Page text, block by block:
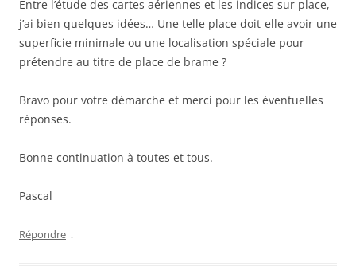
Entre l’étude des cartes aériennes et les indices sur place,
j’ai bien quelques idées… Une telle place doit-elle avoir une
superficie minimale ou une localisation spéciale pour
prétendre au titre de place de brame ?
Bravo pour votre démarche et merci pour les éventuelles
réponses.
Bonne continuation à toutes et tous.
Pascal
Répondre ↓